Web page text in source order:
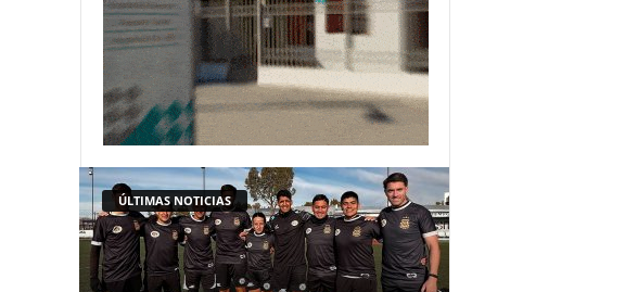
ÚLTIMAS NOTICIAS